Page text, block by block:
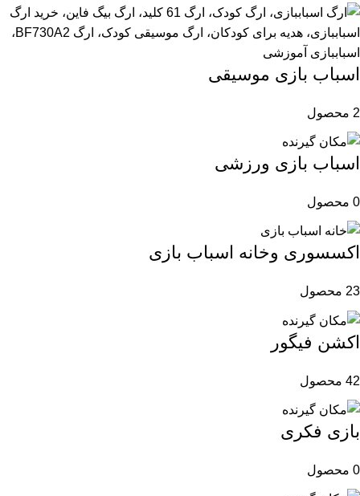
اسباب بازی موسیقی
2 محصول
اسباب بازی ورزشی
0 محصول
اکسسوری وخانه اسباب بازی
23 محصول
اکشن فیگور
42 محصول
بازی فکری
0 محصول